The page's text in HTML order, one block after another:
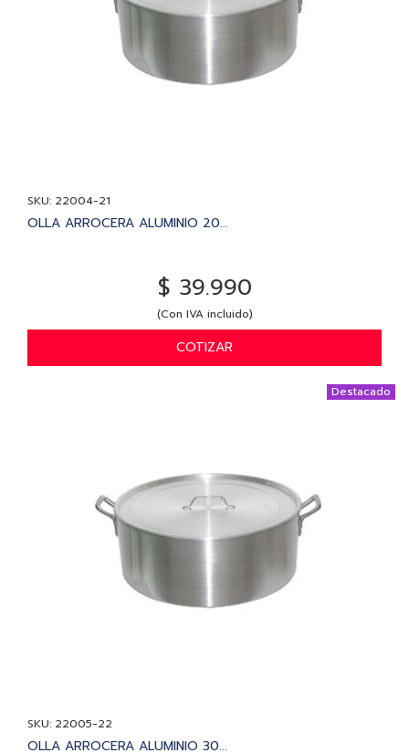
SKU: 22004-21
OLLA ARROCERA ALUMINIO 20...
$ 39.990
(Con IVA incluido)
COTIZAR
Destacado
SKU: 22005-22
OLLA ARROCERA ALUMINIO 30...